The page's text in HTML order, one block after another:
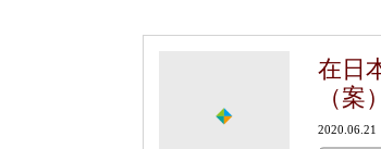
在日
（案）
2020.06.21